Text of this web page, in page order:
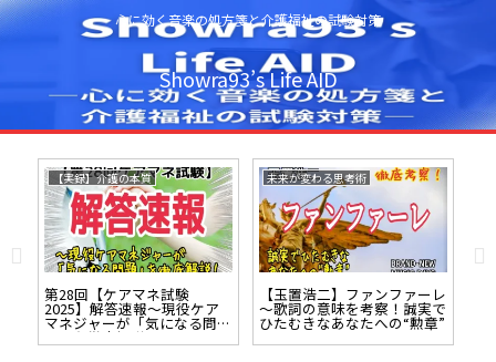
心に効く音楽の処方箋と介護福祉の試験対策
Showra93’s Life AID
【実録】介護の本質
第28回【ケアマネ試験
2025】解答速報～現役ケア
マネジャーが「気になる問
題」を徹底解説！
未来が変わる思考術
【玉置浩二】ファンファーレ
～歌詞の意味を考察！誠実で
ひたむきなあなたへの“勲章”